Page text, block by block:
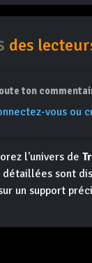
des
ton
vous ou
l'univers de
sont
un support